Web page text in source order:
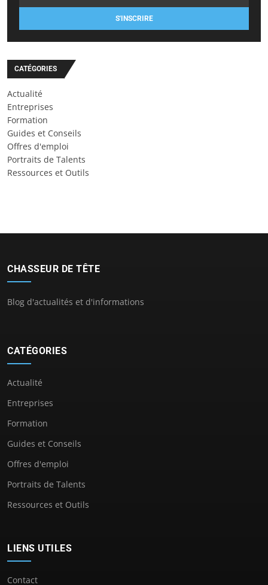
S'INSCRIRE
CATÉGORIES
Actualité
Entreprises
Formation
Guides et Conseils
Offres d'emploi
Portraits de Talents
Ressources et Outils
CHASSEUR DE TÊTE
Blog d'actualités et d'informations
CATÉGORIES
Actualité
Entreprises
Formation
Guides et Conseils
Offres d'emploi
Portraits de Talents
Ressources et Outils
LIENS UTILES
Contact